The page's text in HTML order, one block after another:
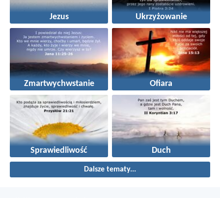
Jezus Ukrzyżowanie
Zmartwychwstanie Ofiara
Sprawiedliwość Duch
Dalsze tematy...